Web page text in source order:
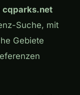
cqparks.net
Suche, mit
Gebiete